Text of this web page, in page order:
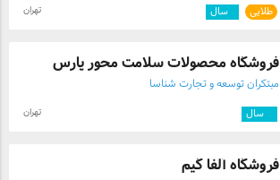
طلایی سال تهران
فروشگاه محصولات سلامت محور پارس
مبتکران توسعه و تجارت شناسا
سال تهران
فروشگاه آلفا گیم